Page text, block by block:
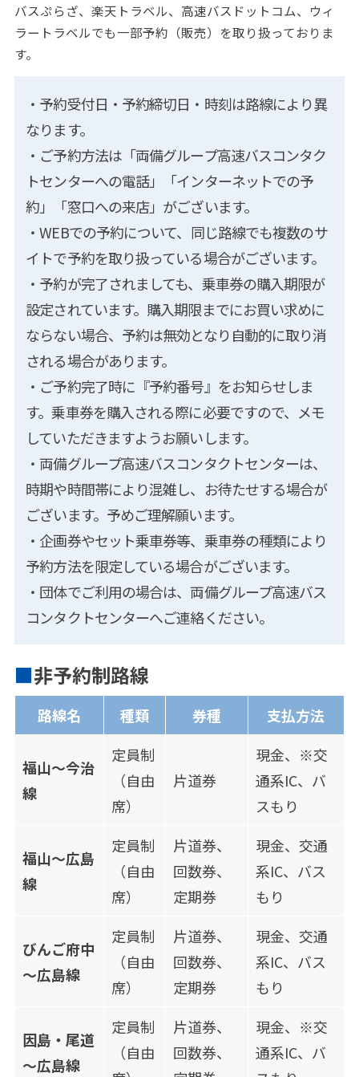
バスぷらざ、楽天トラベル、高速バスドットコム、ウィ
ラートラベルでも一部予約（販売）を取り扱っておりま
す。
・予約受付日・予約締切日・時刻は路線により異
なります。
・ご予約方法は「両備グループ高速バスコンタク
トセンターへの電話」「インターネットでの予
約」「窓口への来店」がございます。
・WEBでの予約について、同じ路線でも複数のサ
イトで予約を取り扱っている場合がございます。
・予約が完了されましても、乗車券の購入期限が
設定されています。購入期限までにお買い求めに
ならない場合、予約は無効となり自動的に取り消
される場合があります。
・ご予約完了時に『予約番号』をお知らせしま
す。乗車券を購入される際に必要ですので、メモ
していただきますようお願いします。
・両備グループ高速バスコンタクトセンターは、
時期や時間帯により混雑し、お待たせする場合が
ございます。予めご理解願います。
・企画券やセット乗車券等、乗車券の種類により
予約方法を限定している場合がございます。
・団体でご利用の場合は、両備グループ高速バス
コンタクトセンターへご連絡ください。
非予約制路線
路線名 種類 券種 支払方法
福山～今治
線
定員制
（自由
席）
片道券
現金、※交
通系IC、バ
スもり
福山～広島
線
定員制
（自由
席）
片道券、
回数券、
定期券
現金、交通
系IC、バス
もり
びんご府中
～広島線
定員制
（自由
席）
片道券、
回数券、
定期券
現金、交通
系IC、バス
もり
因島・尾道
～広島線
定員制
（自由
片道券、
回数券、
現金、※交
通系IC、バ